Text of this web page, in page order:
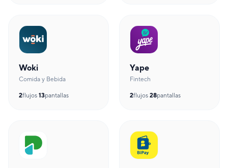
Woki
Comida y Bebida
2flujos·13pantallas
Yape
Fintech
2flujos·28pantallas